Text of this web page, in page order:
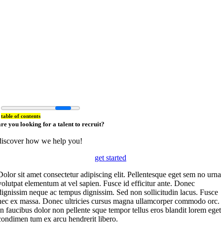
table of contents
you looking for a talent to recruit?
how we help you!
get started
olor sit amet consectetur adipiscing elit. Pellentesque eget sem no urna
elementum at vel sapien. Fusce id efficitur ante. Donec
neque ac tempus dignissim. Sed non sollicitudin lacus. Fusce
ex massa. Donec ultricies cursus magna ullamcorper commodo orc.
faucibus dolor non pellente sque tempor tellus eros blandit lorem eget
tum ex arcu hendrerit libero.